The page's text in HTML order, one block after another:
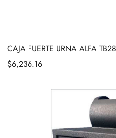
CAJA FUERTE URNA ALFA TB28
$6,236.16